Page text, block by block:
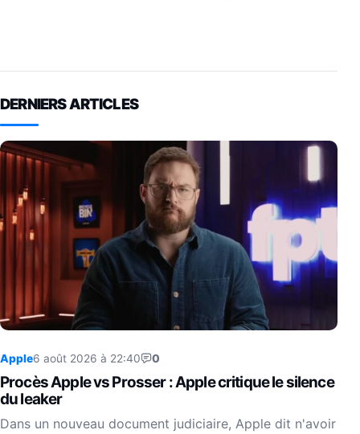
DERNIERS ARTICLES
Apple6 août 2026 à 22:40 0
Procès Apple vs Prosser : Apple critique le silence
du leaker
Dans un nouveau document judiciaire, Apple dit n'avoir